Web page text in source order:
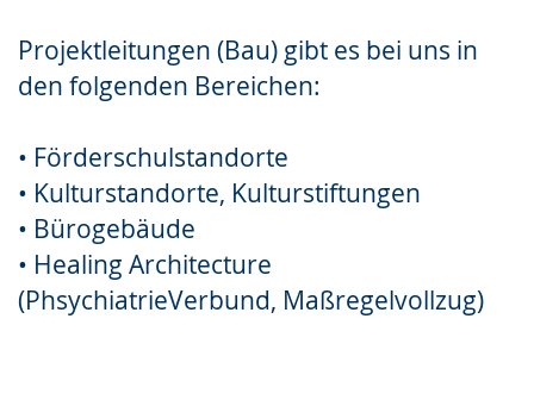
Projektleitungen (Bau) gibt es bei uns in
den folgenden Bereichen:
• Förderschulstandorte
• Kulturstandorte, Kulturstiftungen
• Bürogebäude
• Healing Architecture
(PhsychiatrieVerbund, Maßregelvollzug)
wird
angezeigt.